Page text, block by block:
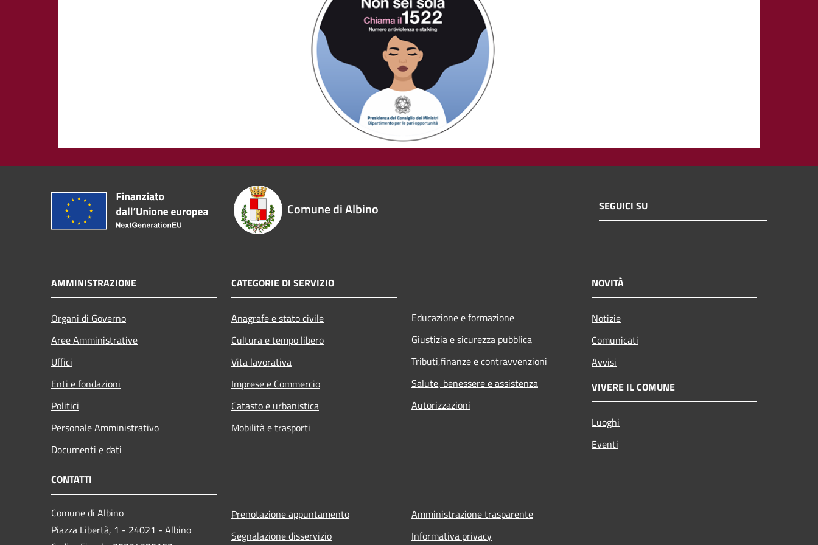
Comune di Albino SEGUICI SU
AMMINISTRAZIONE
Organi di Governo
Aree Amministrative
Uffici
Enti e fondazioni
Politici
Personale Amministrativo
Documenti e dati
CATEGORIE DI SERVIZIO
Anagrafe e stato civile
Cultura e tempo libero
Vita lavorativa
Imprese e Commercio
Catasto e urbanistica
Mobilità e trasporti
Educazione e formazione
Giustizia e sicurezza pubblica
Tributi,finanze e contravvenzioni
Salute, benessere e assistenza
Autorizzazioni
NOVITÀ
Notizie
Comunicati
Avvisi
VIVERE IL COMUNE
Luoghi
Eventi
CONTATTI
Comune di Albino
Piazza Libertà, 1 - 24021 - Albino
Prenotazione appuntamento
Segnalazione disservizio
Amministrazione trasparente
Informativa privacy